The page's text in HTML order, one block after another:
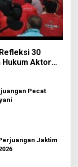
30
Hukum Aktor
Pecat
Jaktim